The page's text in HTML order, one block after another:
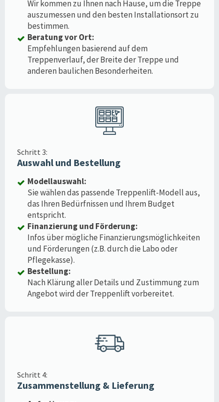
Wir kommen zu Ihnen nach Hause, um die Treppe
auszumessen und den besten Installationsort zu
bestimmen.
Beratung vor Ort:
Empfehlungen basierend auf dem
Treppenverlauf, der Breite der Treppe und
anderen baulichen Besonderheiten.
Schritt 3:
Auswahl und Bestellung
Modellauswahl:
Sie wählen das passende Treppenlift-Modell aus,
das Ihren Bedürfnissen und Ihrem Budget
entspricht.
Finanzierung und Förderung:
Infos über mögliche Finanzierungsmöglichkeiten
und Förderungen (z.B. durch die Labo oder
Pflegekasse).
Bestellung:
Nach Klärung aller Details und Zustimmung zum
Angebot wird der Treppenlift vorbereitet.
Schritt 4:
Zusammenstellung & Lieferung